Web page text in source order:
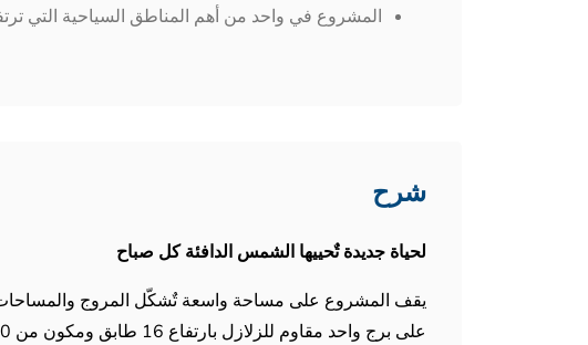
المشروع في واحد من أهم المناطق السياحية التي
شرح
لحياة جديدة تٌحييها الشمس الدافئة كل صباح